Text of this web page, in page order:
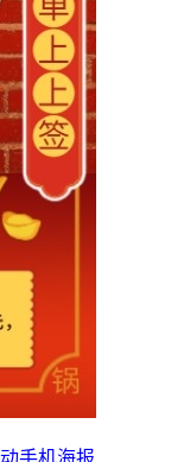
手机海报